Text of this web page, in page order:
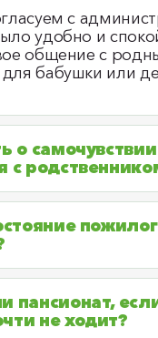
с
удобно и
общение с
бабушки или
о
с
пансионат,
не ходит?